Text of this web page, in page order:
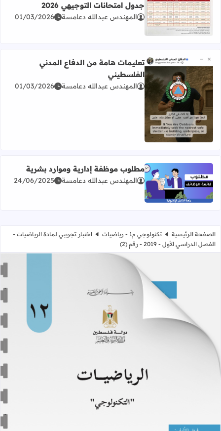
اقرأ المزيد عن برنامج امتحان الثانوية العامة للعام 2026 جدول امتحانات التوجيهي 2026
جدول امتحانات التوجيهي 2026
المهندس عبدالله دعامسة 01/03/2026
اقرأ المزيد عن تعليمات هامة من الدفاع المدني الفلسطيني
تعليمات هامة من الدفاع المدني
الفلسطيني
المهندس عبدالله دعامسة 01/03/2026
اقرأ المزيد عن مطلوب موظفة إدارية وموارد بشرية
مطلوب موظفة إدارية وموارد بشرية
المهندس عبدالله دعامسة 24/06/2025
الصفحة الرئيسية تكنولوجي م1 - رياضيات
اختبار تجريبي لمادة الرياضيات -
الفصل الدراسي الأول - 2019 - رقم (2)
اختبار تجريبي لمادة الرياضيات - الفصل